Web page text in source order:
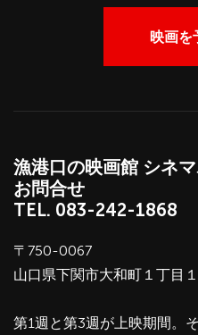
映画を
漁港口の映画館 シネ
お問合せ
TEL. 083-242-1868
〒750-0067
山口県下関市大和町１丁目
第1週と第3週が上映期間。